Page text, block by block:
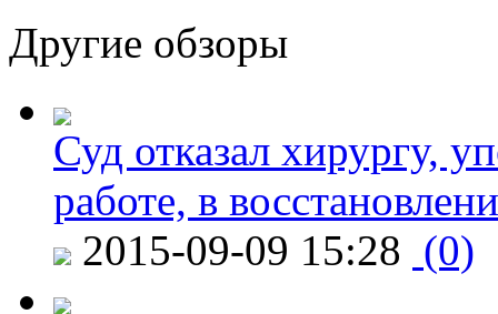
Другие обзоры
Суд отказал хирургу,
работе, в
2015-09-09 15:28 (0)